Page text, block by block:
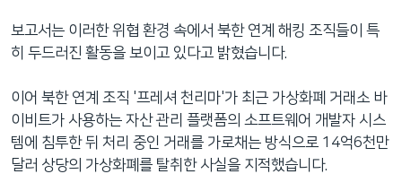
보고서는 이러한 위협 환경 속에서 북한 연계 해킹 조직들이 특
히 두드러진 활동을 보이고 있다고 밝혔습니다.
이어 북한 연계 조직 '프레셔 천리마'가 최근 가상화폐 거래소 바
이비트가 사용하는 자산 관리 플랫폼의 소프트웨어 개발자 시스
템에 침투한 뒤 처리 중인 거래를 가로채는 방식으로 14억6천만
달러 상당의 가상화폐를 탈취한 사실을 지적했습니다.